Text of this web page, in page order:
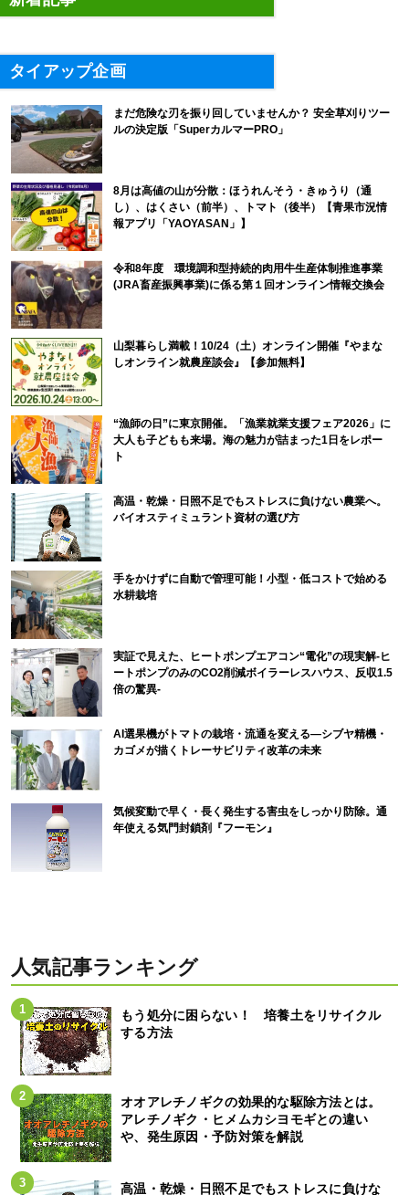
タイアップ企画
まだ危険な刃を振り回していませんか？ 安全草刈りツー
ルの決定版「SuperカルマーPRO」
8月は高値の山が分散：ほうれんそう・きゅうり（通
し）、はくさい（前半）、トマト（後半）【青果市況情
報アプリ「YAOYASAN」】
令和8年度 環境調和型持続的肉用牛生産体制推進事業
(JRA畜産振興事業)に係る第１回オンライン情報交換会
山梨暮らし満載！10/24（土）オンライン開催『やまな
しオンライン就農座談会』【参加無料】
“漁師の日”に東京開催。「漁業就業支援フェア2026」に
大人も子どもも来場。海の魅力が詰まった1日をレポー
ト
高温・乾燥・日照不足でもストレスに負けない農業へ。
バイオスティミュラント資材の選び方
手をかけずに自動で管理可能！小型・低コストで始める
水耕栽培
実証で見えた、ヒートポンプエアコン“電化”の現実解-ヒ
ートポンプのみのCO2削減ボイラーレスハウス、反収1.5
倍の驚異-
AI選果機がトマトの栽培・流通を変える―シブヤ精機・
カゴメが描くトレーサビリティ改革の未来
気候変動で早く・長く発生する害虫をしっかり防除。通
年使える気門封鎖剤『フーモン』
人気記事ランキング
もう処分に困らない！ 培養土をリサイクル
する方法
オオアレチノギクの効果的な駆除方法とは。
アレチノギク・ヒメムカシヨモギとの違い
や、発生原因・予防対策を解説
高温・乾燥・日照不足でもストレスに負けな